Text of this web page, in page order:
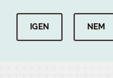
IGEN NEM